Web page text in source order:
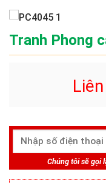
Tranh Phong
Chúng tôi sẽ gọi